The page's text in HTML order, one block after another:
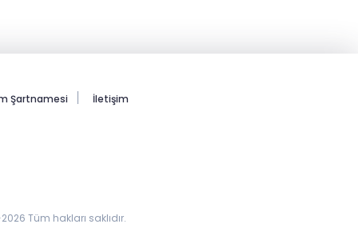
Şartnamesi İletişim
Tüm hakları saklıdır.